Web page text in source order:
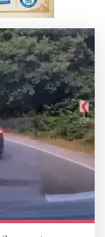
4 yaralı